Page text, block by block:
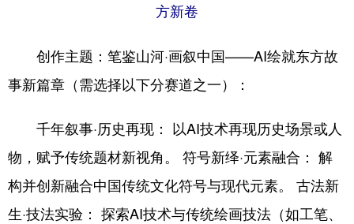
方新卷
创作主题：笔鉴山河·画叙中国——AI绘就东方故
事新篇章（需选择以下分赛道之一）：
千年叙事·历史再现： 以AI技术再现历史场景或人
物，赋予传统题材新视角。 符号新绎·元素融合： 解
构并创新融合中国传统文化符号与现代元素。 古法新
生·技法实验： 探索AI技术与传统绘画技法（如工笔、